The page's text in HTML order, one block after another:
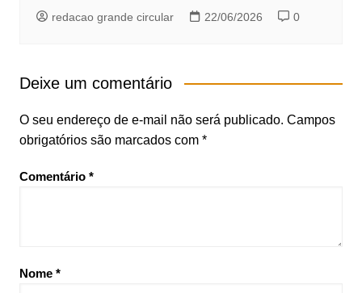
redacao grande circular 22/06/2026 0
Deixe um comentário
O seu endereço de e-mail não será publicado. Campos
obrigatórios são marcados com *
Comentário *
Nome *